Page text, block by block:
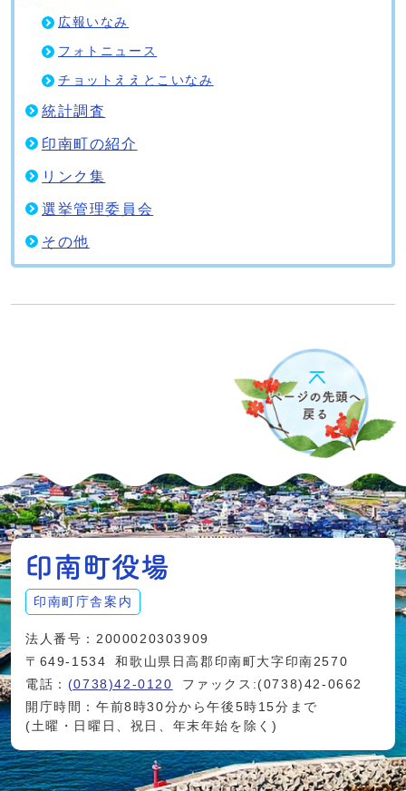
広報いなみ
フォトニュース
チョットええとこいなみ
統計調査
印南町の紹介
リンク集
選挙管理委員会
その他
印南町庁舎案内
法人番号：2000020303909
〒649-1534
和歌山県日高郡印南町大字印南2570
電話： (0738)42-0120
ファックス:(0738)42-0662
開庁時間：午前8時30分から午後5時15分まで
(土曜・日曜日、祝日、年末年始を除く)